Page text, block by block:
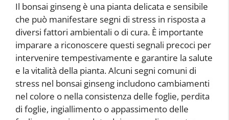
Il bonsai ginseng è una pianta delicata e sensibile
che può manifestare segni di stress in risposta a
diversi fattori ambientali o di cura. È importante
imparare a riconoscere questi segnali precoci per
intervenire tempestivamente e garantire la salute
e la vitalità della pianta. Alcuni segni comuni di
stress nel bonsai ginseng includono cambiamenti
nel colore o nella consistenza delle foglie, perdita
di foglie, ingiallimento o appassimento delle